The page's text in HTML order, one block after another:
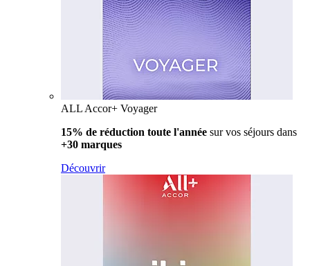
ALL Accor+ Voyager
15% de réduction toute l'année sur vos séjours dans
+30 marques
Découvrir